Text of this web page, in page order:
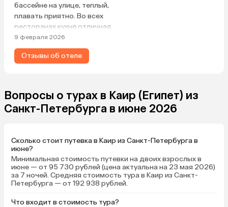
бассейне на улице, теплый,
плавать приятно. Во всех
ресторанах кухня отличная,
завтраки на высшем уровне.
Единственный момент —
дискотека, которая шумит по
9 февраля 2026
Отзывы об отеле
Вопросы о турах в Каир (Египет) из
Санкт-Петербурга в июне 2026
Сколько стоит путевка в Каир из Санкт-Петербурга в
июне?
Минимальная стоимость путевки на двоих взрослых в
июне — от 95 730 рублей (цена актуальна на 23 мая 2026)
за 7 ночей. Средняя стоимость тура в Каир из Санкт-
Петербурга — от 192 938 рублей.
Что входит в стоимость тура?